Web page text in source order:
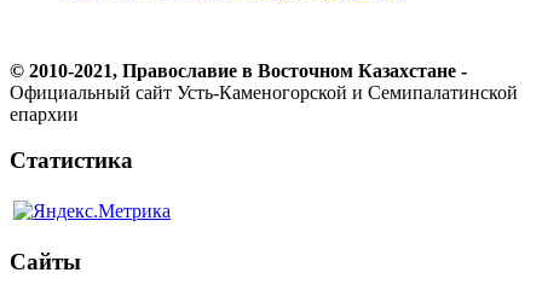
© 2010-2021, Православие в Восточном Казахстане -
Официальный сайт Усть-Каменогорской и Семипалатинской
епархии
Статистика
Сайты